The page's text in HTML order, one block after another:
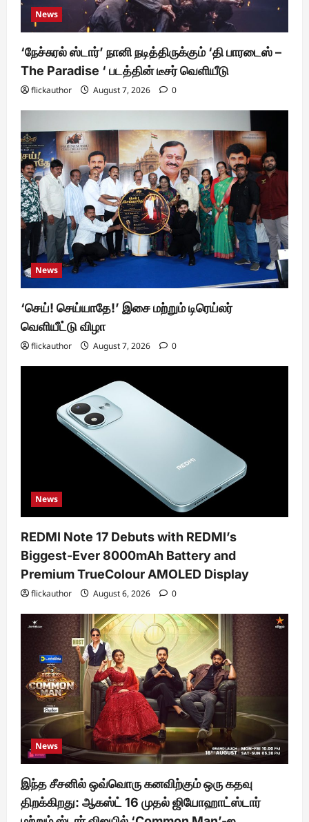
News
‘நேச்சுரல் ஸ்டார்’ நானி நடித்திருக்கும் ‘தி பாரடைஸ் –
The Paradise ‘ படத்தின் டீசர் வெளியீடு
flickauthor August 7, 2026 0
News
‘செய்! செய்யாதே!’ இசை மற்றும் டிரெய்லர்
வெளியீட்டு விழா
flickauthor August 7, 2026 0
News
REDMI Note 17 Debuts with REDMI’s
Biggest-Ever 8000mAh Battery and
Premium TrueColour AMOLED Display
flickauthor August 6, 2026 0
News
இந்த சீசனில் ஒவ்வொரு கனவிற்கும் ஒரு கதவு
திறக்கிறது: ஆகஸ்ட் 16 முதல் ஜியோஹாட்ஸ்டார்